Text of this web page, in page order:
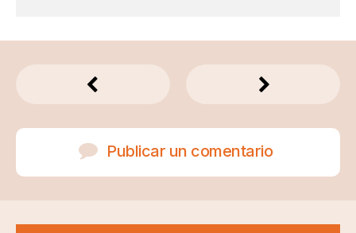
Publicar un comentario